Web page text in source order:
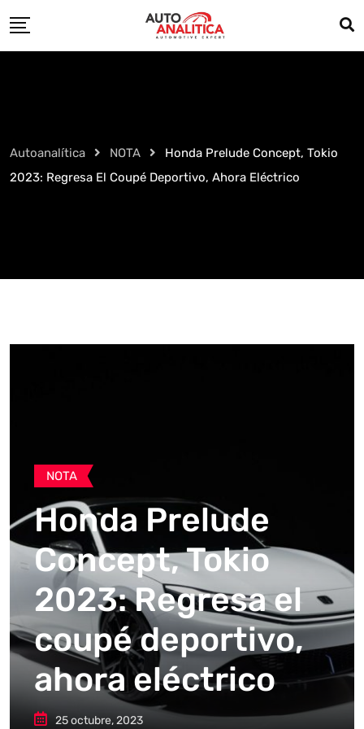
to
Autoanalítica NOTA
Honda Prelude Concept, Tokio
2023: Regresa El Coupé Deportivo, Ahora Eléctrico
NOTA
Honda Prelude
Concept, Tokio
2023: Regresa el
coupé deportivo,
ahora eléctrico
25 octubre, 2023